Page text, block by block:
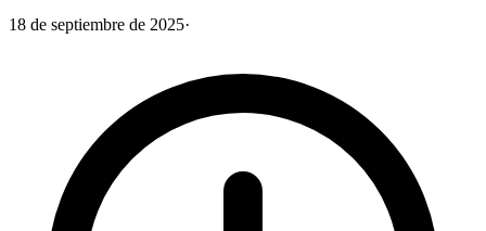
18 de septiembre de 2025·